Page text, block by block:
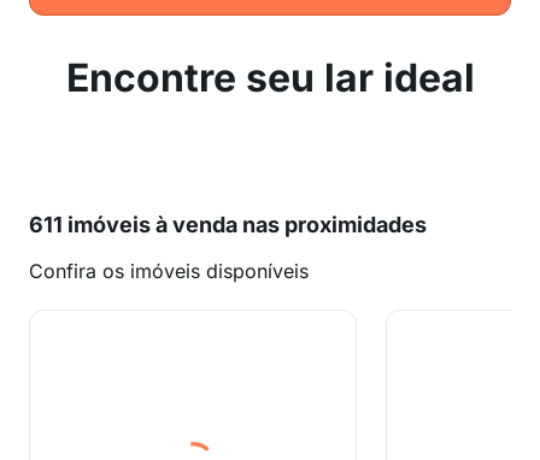
Encontre seu lar ideal
611 imóveis à venda nas proximidades
Confira os imóveis disponíveis